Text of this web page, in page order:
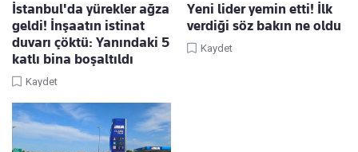
İstanbul'da yürekler ağza
geldi! İnşaatın istinat
duvarı çöktü: Yanındaki 5
katlı bina boşaltıldı
Kaydet
Yeni lider yemin etti! İlk
verdiği söz bakın ne oldu
Kaydet